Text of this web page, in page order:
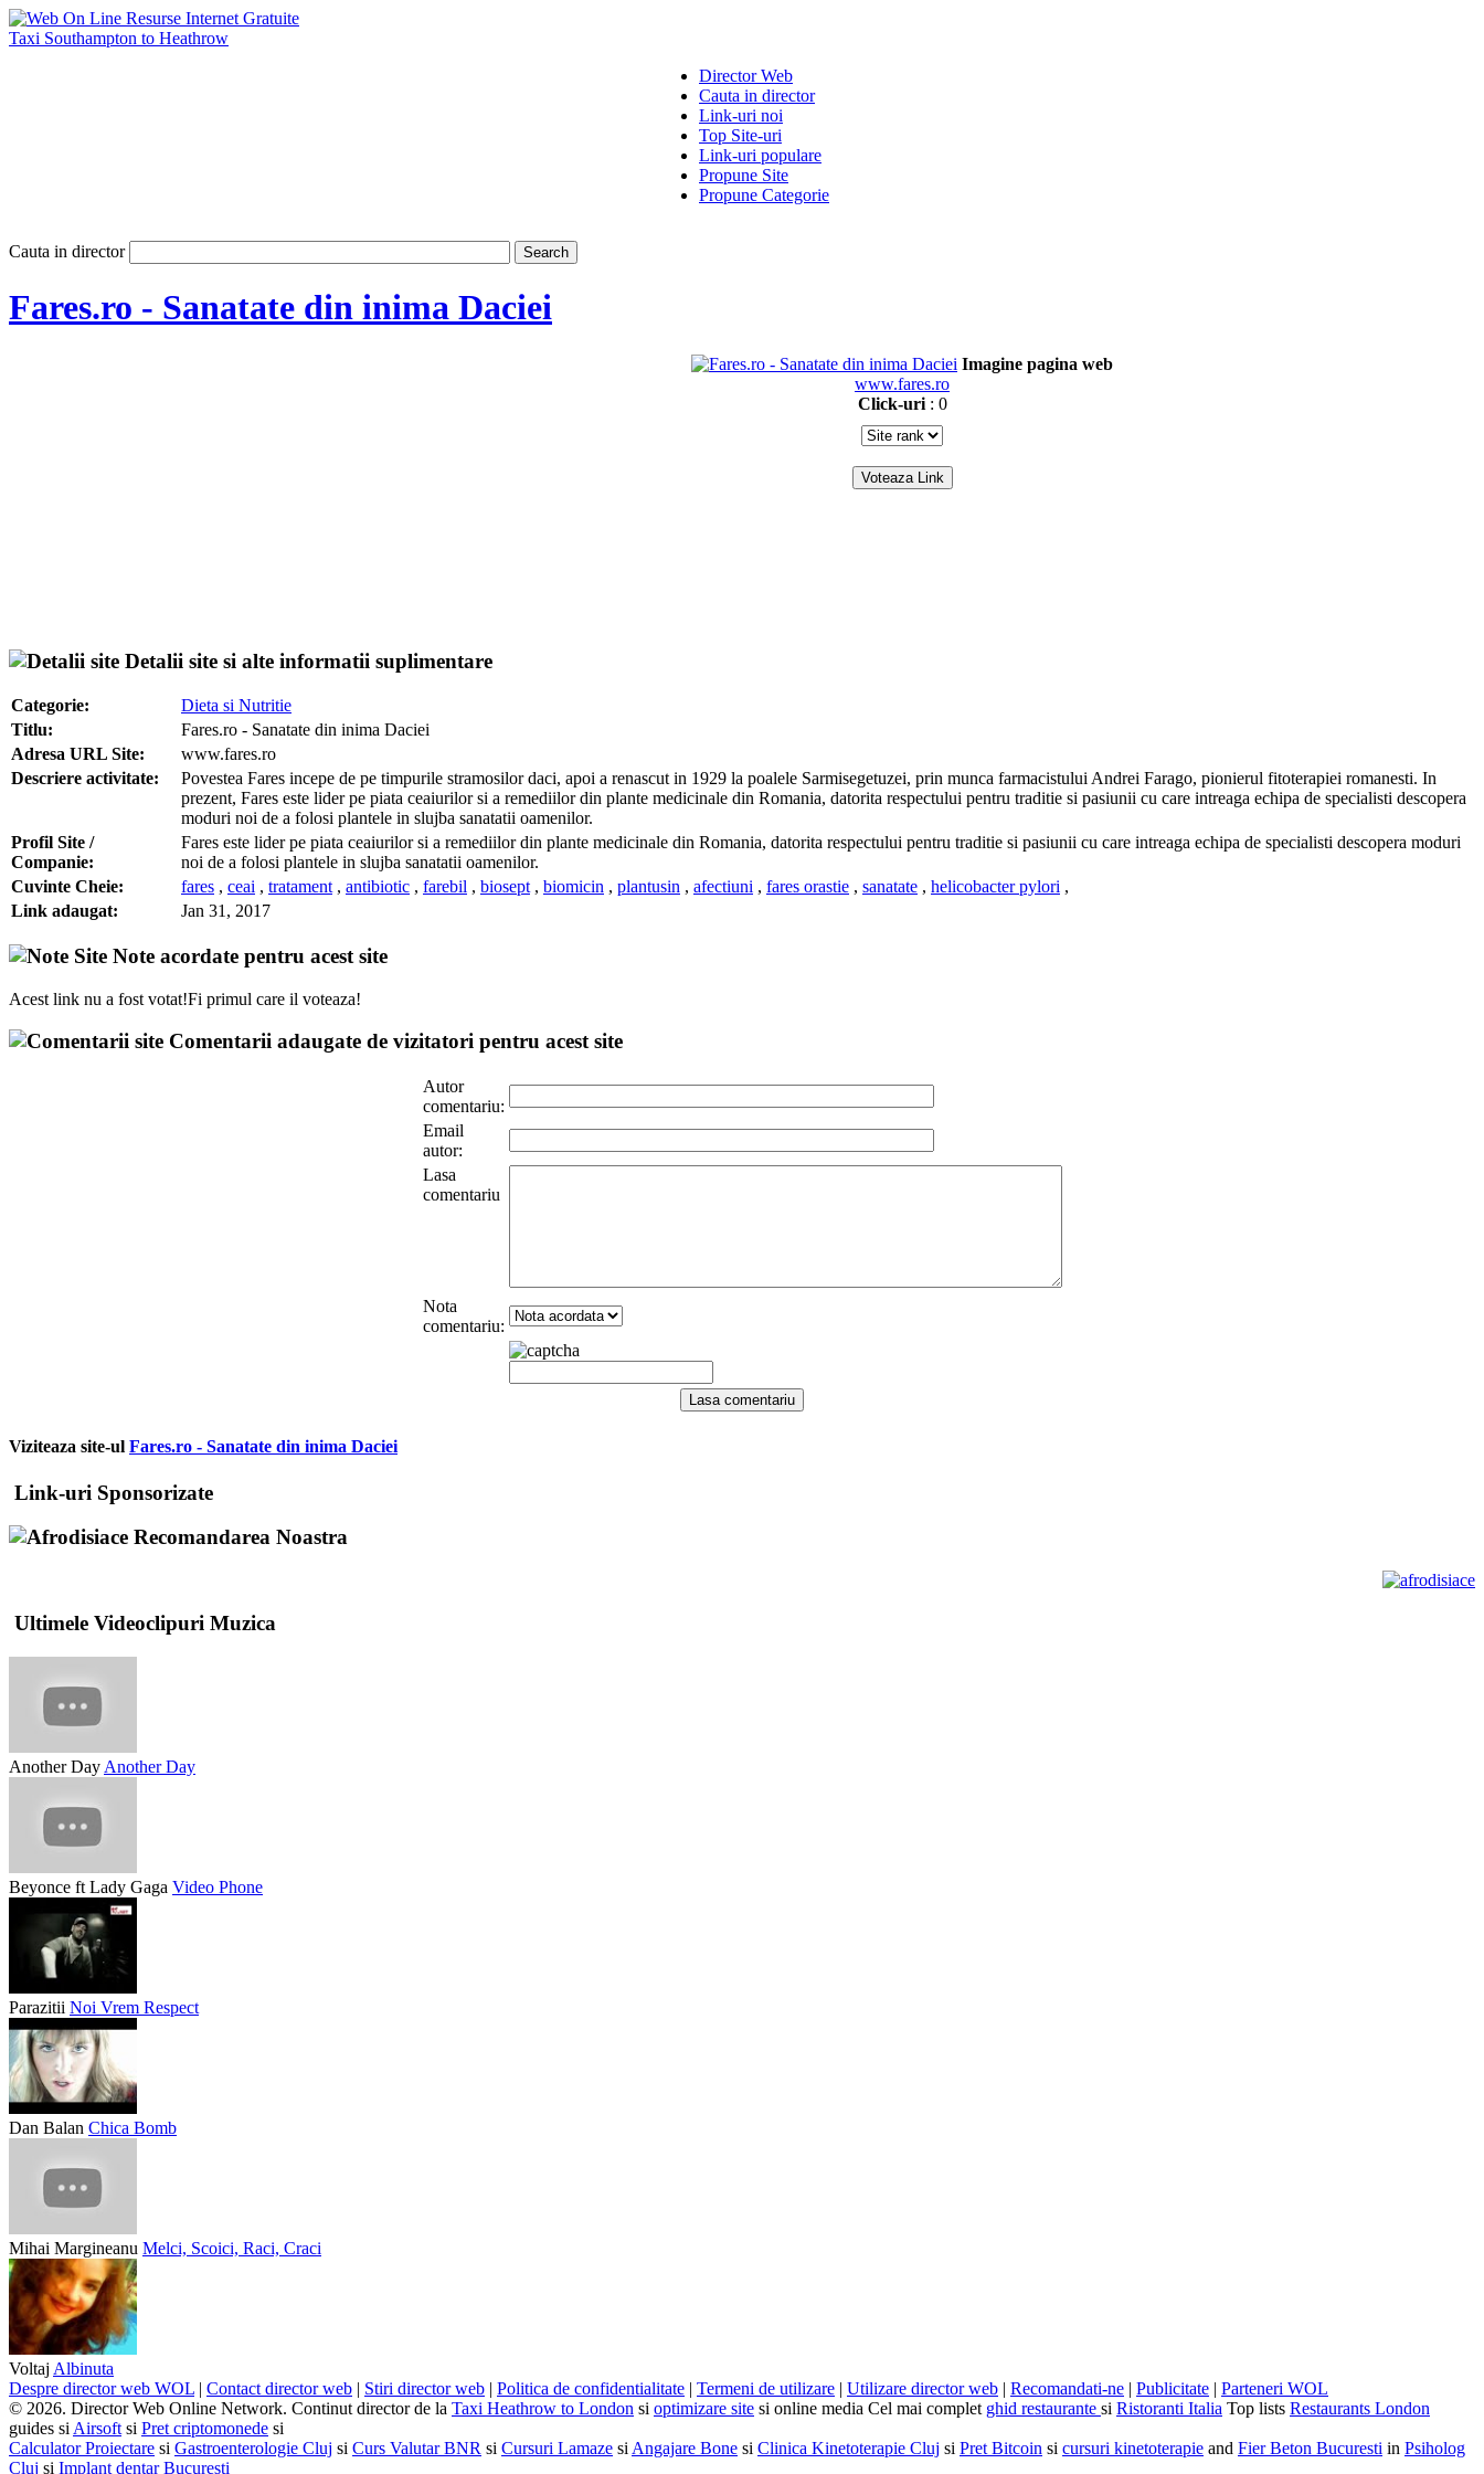
Taxi Southampton to Heathrow
Director Web
Cauta in director
Link-uri noi
Top Site-uri
Link-uri populare
Propune Site
Propune Categorie
Cauta in director
Fares.ro - Sanatate din inima Daciei
Imagine pagina web
www.fares.ro
Click-uri: 0
Detalii site si alte informatii suplimentare
Categorie:
Dieta si Nutritie
Titlu:
Fares.ro - Sanatate din inima Daciei
Adresa URL Site:
www.fares.ro
Descriere activitate:
Povestea Fares incepe de pe timpurile stramosilor daci, apoi a renascut in 1929 la poalele Sarmisegetuzei, prin munca farmacistului Andrei Farago, pionierul fitoterapiei romanesti. In
prezent, Fares este lider pe piata ceaiurilor si a remediilor din plante medicinale din Romania, datorita respectului pentru traditie si pasiunii cu care intreaga echipa de specialisti descopera
moduri noi de a folosi plantele in slujba sanatatii oamenilor.
Profil Site /
Companie:
Fares este lider pe piata ceaiurilor si a remediilor din plante medicinale din Romania, datorita respectului pentru traditie si pasiunii cu care intreaga echipa de specialisti descopera moduri
noi de a folosi plantele in slujba sanatatii oamenilor.
Cuvinte Cheie:
fares , ceai , tratament , antibiotic , farebil , biosept , biomicin , plantusin , afectiuni , fares orastie , sanatate , helicobacter pylori ,
Link adaugat:
Jan 31, 2017
Note acordate pentru acest site
Acest link nu a fost votat!Fi primul care il voteaza!
Comentarii adaugate de vizitatori pentru acest site
Autor
comentariu:
Email
autor:
Lasa
comentariu
Nota
comentariu:
Viziteaza site-ul Fares.ro - Sanatate din inima Daciei
Link-uri Sponsorizate
Recomandarea Noastra
Ultimele Videoclipuri Muzica
Another Day Another Day
Beyonce ft Lady Gaga Video Phone
Parazitii Noi Vrem Respect
Dan Balan Chica Bomb
Mihai Margineanu Melci, Scoici, Raci, Craci
Voltaj Albinuta
Despre director web WOL | Contact director web | Stiri director web | Politica de confidentialitate | Termeni de utilizare | Utilizare director web | Recomandati-ne | Publicitate | Parteneri WOL
© 2026. Director Web Online Network. Continut director de la Taxi Heathrow to London si optimizare site si online media Cel mai complet ghid restaurante si Ristoranti Italia Top lists Restaurants London
guides si Airsoft si Pret criptomonede si
Calculator Proiectare si Gastroenterologie Cluj si Curs Valutar BNR si Cursuri Lamaze si Angajare Bone si Clinica Kinetoterapie Cluj si Pret Bitcoin si cursuri kinetoterapie and Fier Beton Bucuresti in Psiholog
Cluj si Implant dentar Bucuresti